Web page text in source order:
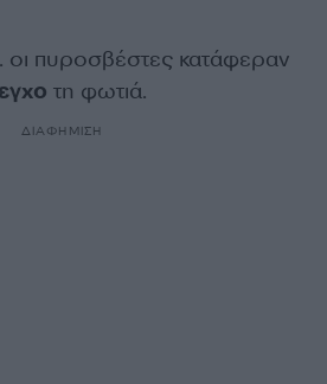
πυροσβέστες κατάφεραν
τη φωτιά.
ΔΙΑΦΗΜΙΣΗ